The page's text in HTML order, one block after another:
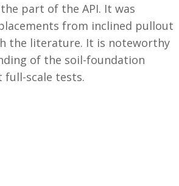
part of the API. It was
from inclined pullout
the literature. It is noteworthy
of the soil-foundation
full-scale tests.